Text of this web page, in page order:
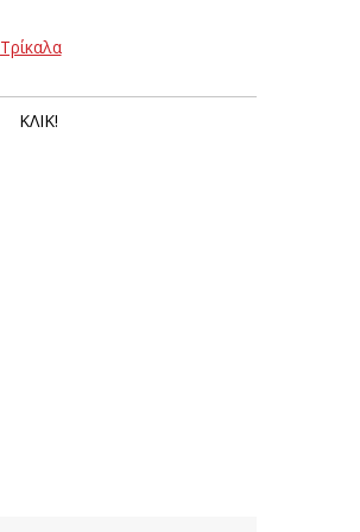
Τρίκαλα
ΚΛΙΚ!